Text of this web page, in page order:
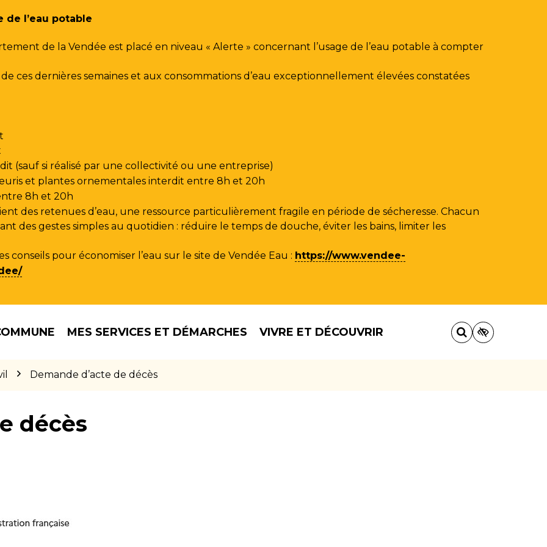
de l’eau potable
de la Vendée est placé en niveau « Alerte » concernant l’usage de l’eau potable à compter
ces dernières semaines et aux consommations d’eau exceptionnellement élevées constatées
(sauf si réalisé par une collectivité ou une entreprise)
et plantes ornementales interdit entre 8h et 20h
8h et 20h
des retenues d’eau, une ressource particulièrement fragile en période de sécheresse. Chacun
des gestes simples au quotidien : réduire le temps de douche, éviter les bains, limiter les
conseils pour économiser l’eau sur le site de Vendée Eau : https://www.vendee-
MES SERVICES ET DÉMARCHES VIVRE ET DÉCOUVRIR
Demande d’acte de décès
décès